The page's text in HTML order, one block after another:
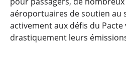
aéroportuaires de soutien au
activement aux défis du
drastiquement leurs